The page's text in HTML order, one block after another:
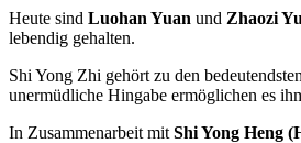
Heute sind Luohan Yuan und Zhaozi
lebendig gehalten.
Shi Yong Zhi gehört zu den
unermüdliche Hingabe ermöglichen es
In Zusammenarbeit mit Shi Yong Heng